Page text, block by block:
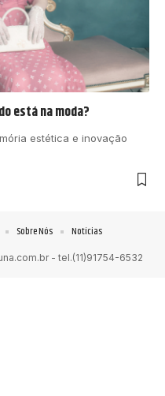
está na moda?
estética e inovação
- tel.(11)91754-6532
Sobre Nós Notícias